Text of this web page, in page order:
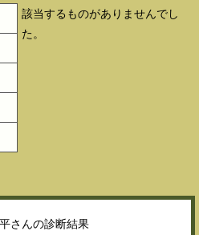
該当するものがありませんでし
た。